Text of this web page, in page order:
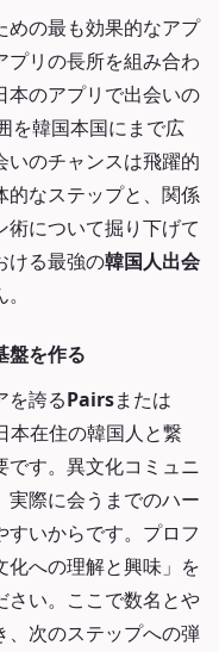
めの最も効果的なアプ
プリの長所を組み合わ
本のアプリで出会いの
を韓国本国にまで広
いのチャンスは飛躍的
的なステップと、関係
術について掘り下げて
ける最強の韓国人出会
を作る
を誇るPairsまたは
本在住の韓国人と繋
です。異文化コミュニ
際に会うまでのハー
すいからです。プロフ
化への理解と興味」を
さい。ここで数名とや
、次のステップへの弾